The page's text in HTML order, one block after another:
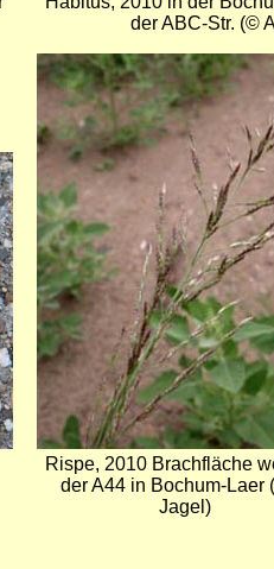
der ABC-Str. (©
Bild
Rispe, 2010 Brachfläche
der A44 in Bochum-Laer
Jagel)